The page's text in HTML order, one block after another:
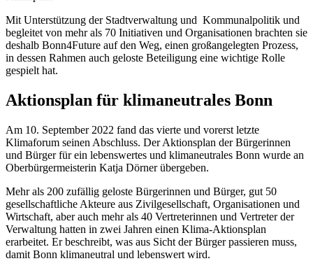
Mit Unterstützung der Stadtverwaltung und Kommunalpolitik und
begleitet von mehr als 70 Initiativen und Organisationen brachten sie
deshalb Bonn4Future auf den Weg, einen großangelegten Prozess,
in dessen Rahmen auch geloste Beteiligung eine wichtige Rolle
gespielt hat.
Aktionsplan für klimaneutrales Bonn
Am 10. September 2022 fand das vierte und vorerst letzte
Klimaforum seinen Abschluss. Der Aktionsplan der Bürgerinnen
und Bürger für ein lebenswertes und klimaneutrales Bonn wurde an
Oberbürgermeisterin Katja Dörner übergeben.
Mehr als 200 zufällig geloste Bürgerinnen und Bürger, gut 50
gesellschaftliche Akteure aus Zivilgesellschaft, Organisationen und
Wirtschaft, aber auch mehr als 40 Vertreterinnen und Vertreter der
Verwaltung hatten in zwei Jahren einen Klima-Aktionsplan
erarbeitet. Er beschreibt, was aus Sicht der Bürger passieren muss,
damit Bonn klimaneutral und lebenswert wird.